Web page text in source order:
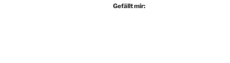
Gefällt mir: